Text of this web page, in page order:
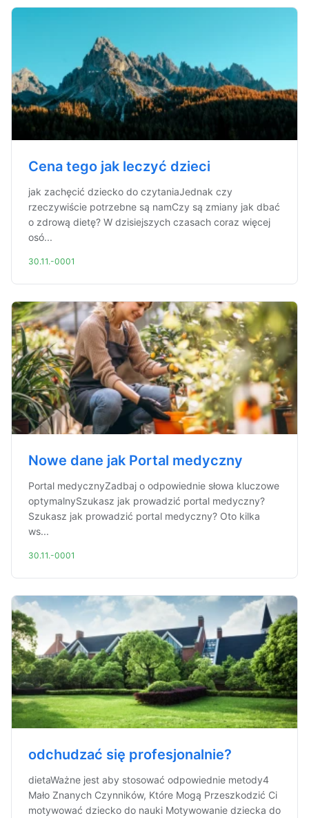
Cena tego jak leczyć dzieci
jak zachęcić dziecko do czytaniaJednak czy
rzeczywiście potrzebne są namCzy są zmiany jak dbać
o zdrową dietę? W dzisiejszych czasach coraz więcej
osó...
30.11.-0001
Nowe dane jak Portal medyczny
Portal medycznyZadbaj o odpowiednie słowa kluczowe
optymalnySzukasz jak prowadzić portal medyczny?
Szukasz jak prowadzić portal medyczny? Oto kilka
ws...
30.11.-0001
odchudzać się profesjonalnie?
dietaWażne jest aby stosować odpowiednie metody4
Mało Znanych Czynników, Które Mogą Przeszkodzić Ci
motywować dziecko do nauki Motywowanie dziecka do